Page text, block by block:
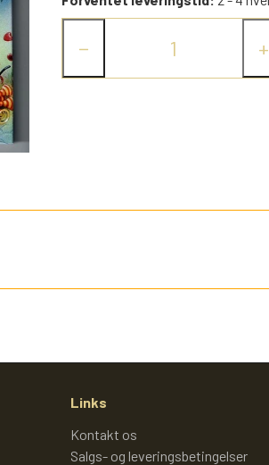
− +
Links
Kontakt os
Salgs- og leveringsbetingelser